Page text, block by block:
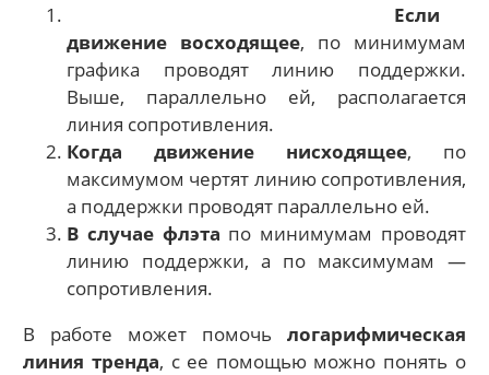
Если
движение восходящее, по минимумам
графика проводят линию поддержки.
Выше, параллельно ей, располагается
линия сопротивления.
Когда движение нисходящее, по
максимумом чертят линию сопротивления,
а поддержки проводят параллельно ей.
В случае флэта по минимумам проводят
линию поддержки, а по максимумам —
сопротивления.
В работе может помочь логарифмическая
линия тренда, с ее помощью можно понять о